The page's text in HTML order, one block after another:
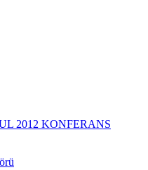
2012 KONFERANS